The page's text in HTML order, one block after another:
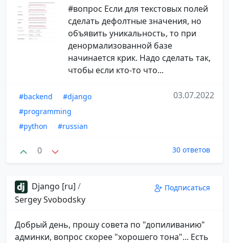
#вопрос Если для текстовых полей
сделать дефолтные значения, но
объявить уникальность, то при
денормализованной базе
начинается крик. Надо сделать так,
чтобы если кто-то что...
#backend
#django
#programming
#python
#russian
03.07.2022
0 30 ответов
Django [ru] /
Sergey Svobodsky
Подписаться
Добрый день, прошу совета по "допиливанию"
админки, вопрос скорее "хорошего тона"... Есть